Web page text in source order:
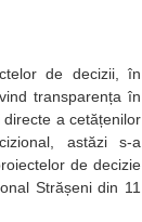
de decizii, în
transparența în
a cetățenilor
astăzi s-a
de decizie
Strășeni din 11